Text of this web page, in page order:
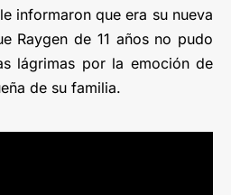
informaron que era su nueva
Raygen de 11 años no pudo
lágrimas por la emoción de
de su familia.